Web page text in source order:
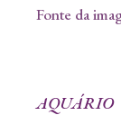
Fonte da
AQUÁRIO